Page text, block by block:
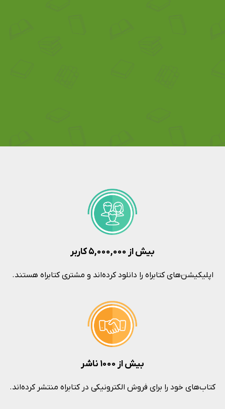
بیش از ۵,۰۰۰,۰۰۰ کاربر
اپلیکیشن‌های کتابراه را دانلود کرده‌اند و مشتری کتابراه هستند.
بیش از ۱۰۰۰ ناشر
کتاب‌های خود را برای فروش الکترونیکی در کتابراه منتشر کرده‌اند.